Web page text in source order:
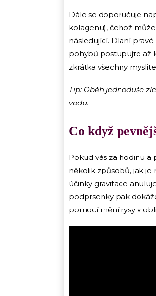
Dále se doporučuje
kolagenu), čehož
následující. Dlaní
pohybů postupujte až
zkrátka všechny
Tip: Oběh jednoduše
vodu.
Co když
Pokud vás za hodinu a
několik způsobů, jak
účinky gravitace
podprsenky pak
pomocí mění rysy v